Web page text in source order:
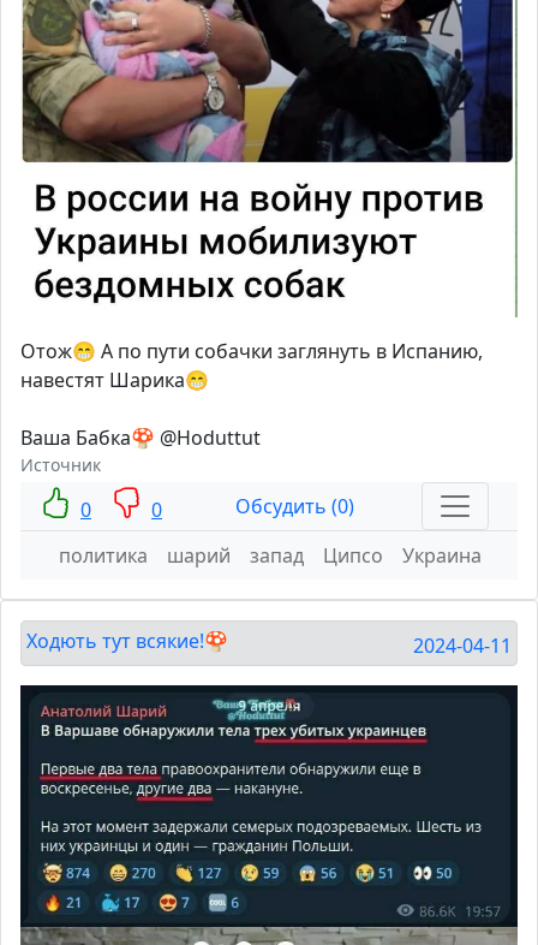
Отож😁 А по пути собачки заглянуть в Испанию,
навестят Шарика😁
Ваша Бабка🍄 @Hoduttut
Источник
0 0
Обсудить (0)
политика
шарий запад Ципсо Украина
Ходють тут всякие!🍄 2024-04-11